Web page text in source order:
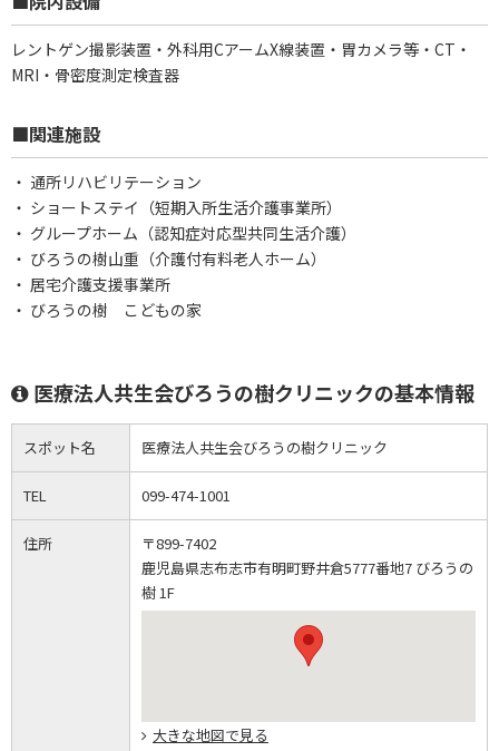
レントゲン撮影装置・外科用CアームX線装置・胃カメラ等・CT・
MRI・骨密度測定検査器
■関連施設
・ 通所リハビリテーション
・ ショートステイ（短期入所生活介護事業所）
・ グループホーム（認知症対応型共同生活介護）
・ びろうの樹山重（介護付有料老人ホーム）
・ 居宅介護支援事業所
・ びろうの樹 こどもの家
医療法人共生会びろうの樹クリニックの基本情報
スポット名 医療法人共生会びろうの樹クリニック
TEL 099-474-1001
住所
〒899-7402
鹿児島県志布志市有明町野井倉5777番地7 びろうの
樹 1F
大きな地図で見る